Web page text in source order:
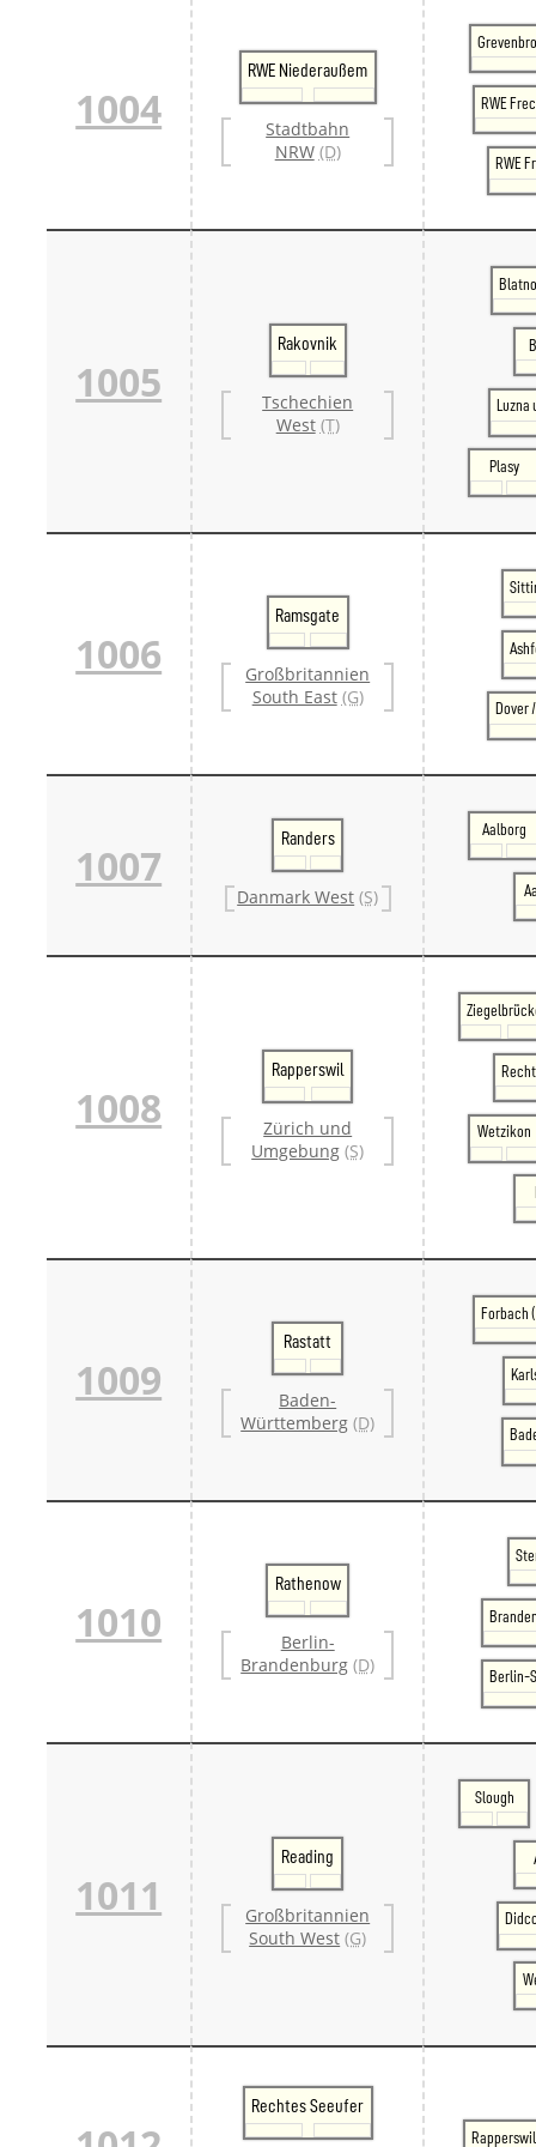
1004
RWE Niederaußem
Stadtbahn
NRW (D)
RWE
RWE
1005
Rakovnik
Tschechien
West (T)
Plasy
1006
Ramsgate
Großbritannien
South East (G)
Dover
1007
Randers
Danmark West (S)
Aalborg
1008
Rapperswil
Zürich und
Umgebung (S)
Wetzikon
1009
Rastatt
Baden-
Württemberg (D)
Forbach
1010
Rathenow
Berlin-
Brandenburg (D)
Berlin-
1011
Reading
Großbritannien
South West (G)
Slough
Rechtes Seeufer
Rapperswil